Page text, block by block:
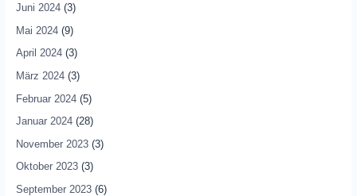
Juni 2024(3)
Mai 2024(9)
April 2024(3)
März 2024(3)
Februar 2024(5)
Januar 2024(28)
November 2023(3)
Oktober 2023(3)
September 2023(6)